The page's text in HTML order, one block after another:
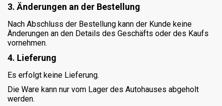
3. Änderungen an der Bestellung
Nach Abschluss der Bestellung kann der Kunde keine
Änderungen an den Details des Geschäfts oder des Kaufs
vornehmen.
4. Lieferung
Es erfolgt keine Lieferung.
Die Ware kann nur vom Lager des Autohauses abgeholt
werden.